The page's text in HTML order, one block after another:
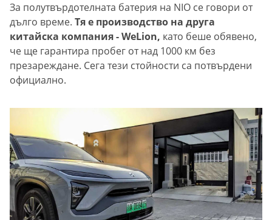
За полутвърдотелната батерия на NIO се говори от
дълго време. Тя е производство на друга
китайска компания - WeLion, като беше обявено,
че ще гарантира пробег от над 1000 км без
презареждане. Сега тези стойности са потвърдени
официално.